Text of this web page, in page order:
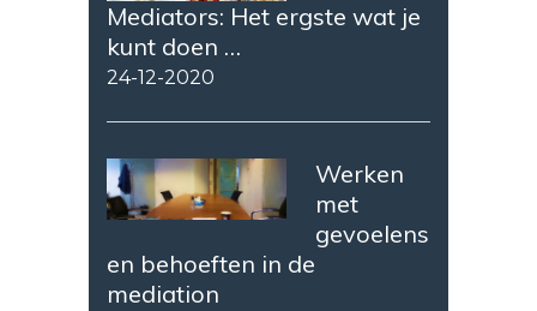
Mediators: Het ergste wat je
kunt doen …
24-12-2020
Werken
met
gevoelens
en behoeften in de
mediation